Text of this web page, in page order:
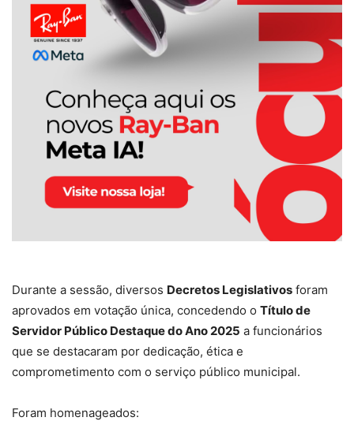
Durante a sessão, diversos Decretos Legislativos foram
aprovados em votação única, concedendo o Título de
Servidor Público Destaque do Ano 2025 a funcionários
que se destacaram por dedicação, ética e
comprometimento com o serviço público municipal.
Foram homenageados: